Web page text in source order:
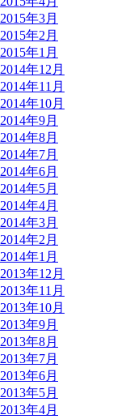
2015年3月
2015年2月
2015年1月
2014年12月
2014年11月
2014年10月
2014年9月
2014年8月
2014年7月
2014年6月
2014年5月
2014年4月
2014年3月
2014年2月
2014年1月
2013年12月
2013年11月
2013年10月
2013年9月
2013年8月
2013年7月
2013年6月
2013年5月
2013年4月